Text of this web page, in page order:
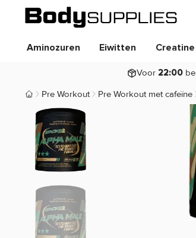
Aminozuren Eiwitten Creatine
Voor 22:00
Body Supplies | Sportvoeding en
Pre Workout Pre Workout met cafeïne